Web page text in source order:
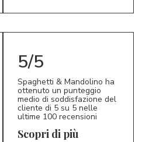
5/5
Spaghetti & Mandolino ha
ottenuto un punteggio
medio di soddisfazione del
cliente di 5 su 5 nelle
ultime 100 recensioni
Scopri di più